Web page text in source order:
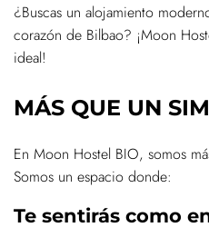
¿Buscas un alojamiento
corazón de Bilbao? ¡Moon
ideal!
MÁS QUE UN
En Moon Hostel BIO, somos
Somos un espacio donde:
Te sentirás como